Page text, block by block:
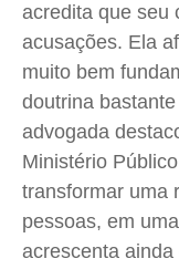
Anuncie
Quem Somos
Expediente
Contato
Anuncie
Anuncie
Quem Somos
Expediente
Contato
Anuncie
Anuncie
Quem Somos
Expediente
Contato
Anuncie
Anuncie
Quem Somos
Expediente
Contato
Anuncie
acredita que seu
acusações. Ela
muito bem
doutrina
advogada
Ministério
transformar uma
pessoas, em
acrescenta